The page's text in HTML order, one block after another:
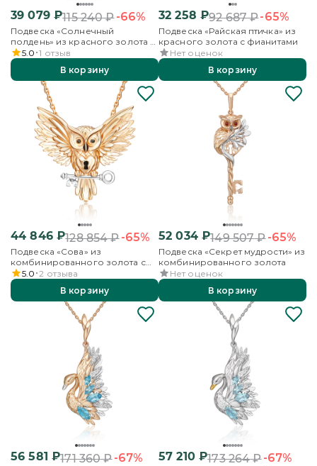
39 079₽115 240₽-66%
Подвеска «Солнечный
полдень» из красного золота с
перламутром
5.0 1 отзыв
В корзину
32 258 ₽92 687₽-65%
Подвеска «Райская птичка» из
красного золота с фианитами
Нет оценок
В корзину
44 846₽128 854₽-65%
Подвеска «Сова» из
комбинированного золота с
эмалью
5.0 2 отзыва
В корзину
52 034₽149 507₽-65%
Подвеска «Секрет мудрости» из
комбинированного золота
Нет оценок
В корзину
56 581 ₽171 360₽-67% 57 210₽173 264₽-67%